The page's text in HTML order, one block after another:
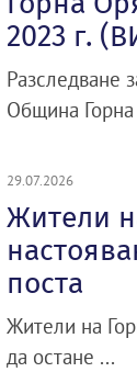
2023 г.
Разследване
Община
29.07.2026
Жители
поста
Жители на
да остане ...